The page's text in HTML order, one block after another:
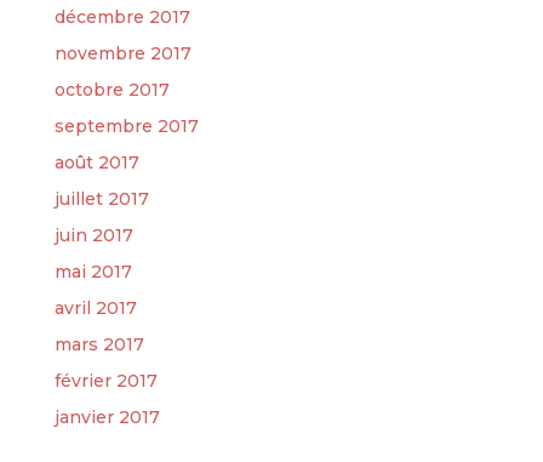
décembre 2017
novembre 2017
octobre 2017
septembre 2017
août 2017
juillet 2017
juin 2017
mai 2017
avril 2017
mars 2017
février 2017
janvier 2017